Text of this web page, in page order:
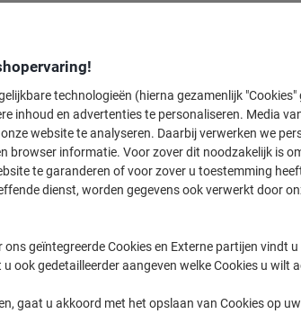
€ 46,94 Incl. btw
Aantal Excl. btw
€ 42,79
Momenteel op voorraad Vóór
technologieën (hierna gezamenlijk "Cookies"
inhoud en advertenties te personaliseren. Media
website te analyseren. Daarbij verwerken we
browser informatie. Voor zover dit noodzakelijk is
te garanderen of voor zover u toestemming
dienst, worden gegevens ook verwerkt door
geïntegreerde Cookies en Externe partijen vindt u
u ook gedetailleerder aangeven welke Cookies u wilt
gaat u akkoord met het opslaan van Cookies op